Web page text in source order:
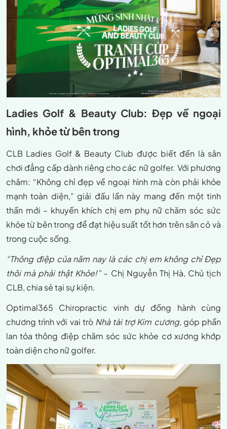
Ladies Golf & Beauty Club: Đẹp về ngoại
hình, khỏe từ bên trong
CLB Ladies Golf & Beauty Club được biết đến là sân
chơi đẳng cấp dành riêng cho các nữ golfer. Với phương
châm: “Không chỉ đẹp về ngoại hình mà còn phải khỏe
mạnh toàn diện,” giải đấu lần này mang đến một tinh
thần mới – khuyến khích chị em phụ nữ chăm sóc sức
khỏe từ bên trong để đạt hiệu suất tốt hơn trên sân cỏ và
trong cuộc sống.
“Thông điệp của năm nay là các chị em không chỉ Đẹp
thôi mà phải thật Khỏe!”– Chị Nguyễn Thị Hà, Chủ tịch
CLB, chia sẻ tại sự kiện.
Optimal365 Chiropractic vinh dự đồng hành cùng
chương trình với vai trò Nhà tài trợ Kim cương, góp phần
lan tỏa thông điệp chăm sóc sức khỏe cơ xương khớp
toàn diện cho nữ golfer.